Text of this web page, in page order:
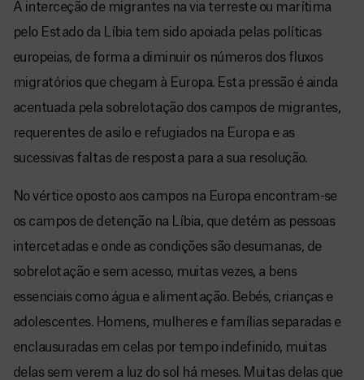
A interceção de migrantes na via terreste ou marítima
pelo Estado da Líbia tem sido apoiada pelas políticas
europeias, de forma a diminuir os números dos fluxos
migratórios que chegam à Europa. Esta pressão é ainda
acentuada pela sobrelotação dos campos de migrantes,
requerentes de asilo e refugiados na Europa e as
sucessivas faltas de resposta para a sua resolução.
No vértice oposto aos campos na Europa encontram-se
os campos de detenção na Líbia, que detém as pessoas
intercetadas e onde as condições são desumanas, de
sobrelotação e sem acesso, muitas vezes, a bens
essenciais como água e alimentação. Bebés, crianças e
adolescentes. Homens, mulheres e famílias separadas e
enclausuradas em celas por tempo indefinido, muitas
delas sem verem a luz do sol há meses. Muitas delas que